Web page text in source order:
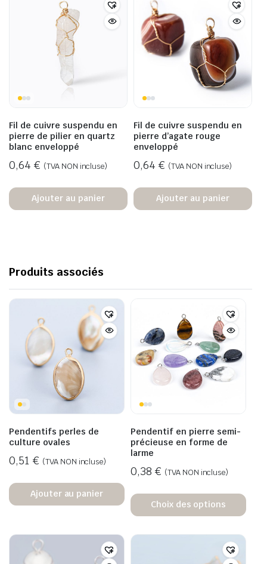
Fil de cuivre suspendu en
pierre de pilier en quartz
blanc enveloppé
0,64 € (TVA NON incluse)
Ajouter au panier
Fil de cuivre suspendu en
pierre d’agate rouge
enveloppé
0,64 € (TVA NON incluse)
Ajouter au panier
Produits associés
Pendentifs perles de
culture ovales
0,51 € (TVA NON incluse)
Ajouter au panier
Pendentif en pierre semi-
précieuse en forme de
larme
0,38 € (TVA NON incluse)
Choix des options